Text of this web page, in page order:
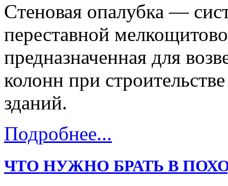
Cтеновая опалубка —
переставной
предназначенная для
колонн при
зданий.
Подробнее...
ЧТО НУЖНО БРАТЬ В